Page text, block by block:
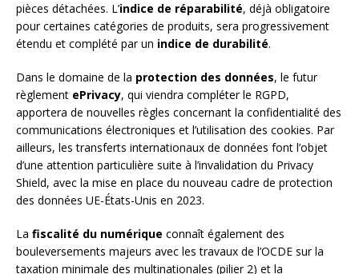
pièces détachées. L’indice de réparabilité, déjà obligatoire
pour certaines catégories de produits, sera progressivement
étendu et complété par un indice de durabilité.
Dans le domaine de la protection des données, le futur
règlement ePrivacy, qui viendra compléter le RGPD,
apportera de nouvelles règles concernant la confidentialité des
communications électroniques et l’utilisation des cookies. Par
ailleurs, les transferts internationaux de données font l’objet
d’une attention particulière suite à l’invalidation du Privacy
Shield, avec la mise en place du nouveau cadre de protection
des données UE-États-Unis en 2023.
La fiscalité du numérique connaît également des
bouleversements majeurs avec les travaux de l’OCDE sur la
taxation minimale des multinationales (pilier 2) et la